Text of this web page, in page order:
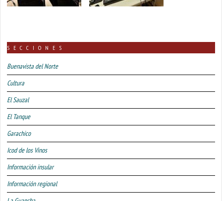
SECCIONES
Buenavista del Norte
Cultura
El Sauzal
El Tanque
Garachico
Icod de los Vinos
Información insular
Información regional